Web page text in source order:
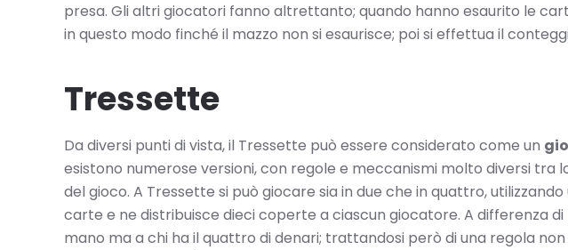
presa. Gli altri giocatori fanno altrettanto; quando hanno esaurito le
in questo modo finché il mazzo non si esaurisce; poi si effettua il
Tressette
Da diversi punti di vista, il Tressette può essere considerato come un
esistono numerose versioni, con regole e meccanismi molto diversi
del gioco. A Tressette si può giocare sia in due che in quattro,
carte e ne distribuisce dieci coperte a ciascun giocatore. A differenza
mano ma a chi ha il quattro di denari; trattandosi però di una regola